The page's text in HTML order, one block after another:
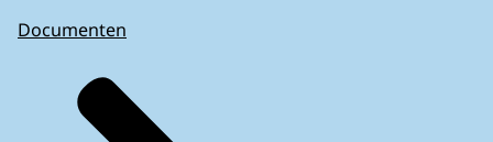
Documenten